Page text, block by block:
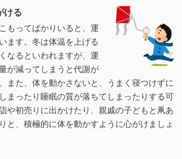
ける
もってばかりいると、運
ます。冬は体温を上げる
なるといわれますが、運
が減ってしまうと代謝が
また、体を動かさないと、うまく寝つけずに
まったり睡眠の質が落ちてしまったりする可
や初売りに出かけたり、親戚の子どもと凧あ
と、積極的に体を動かすように心がけましょ